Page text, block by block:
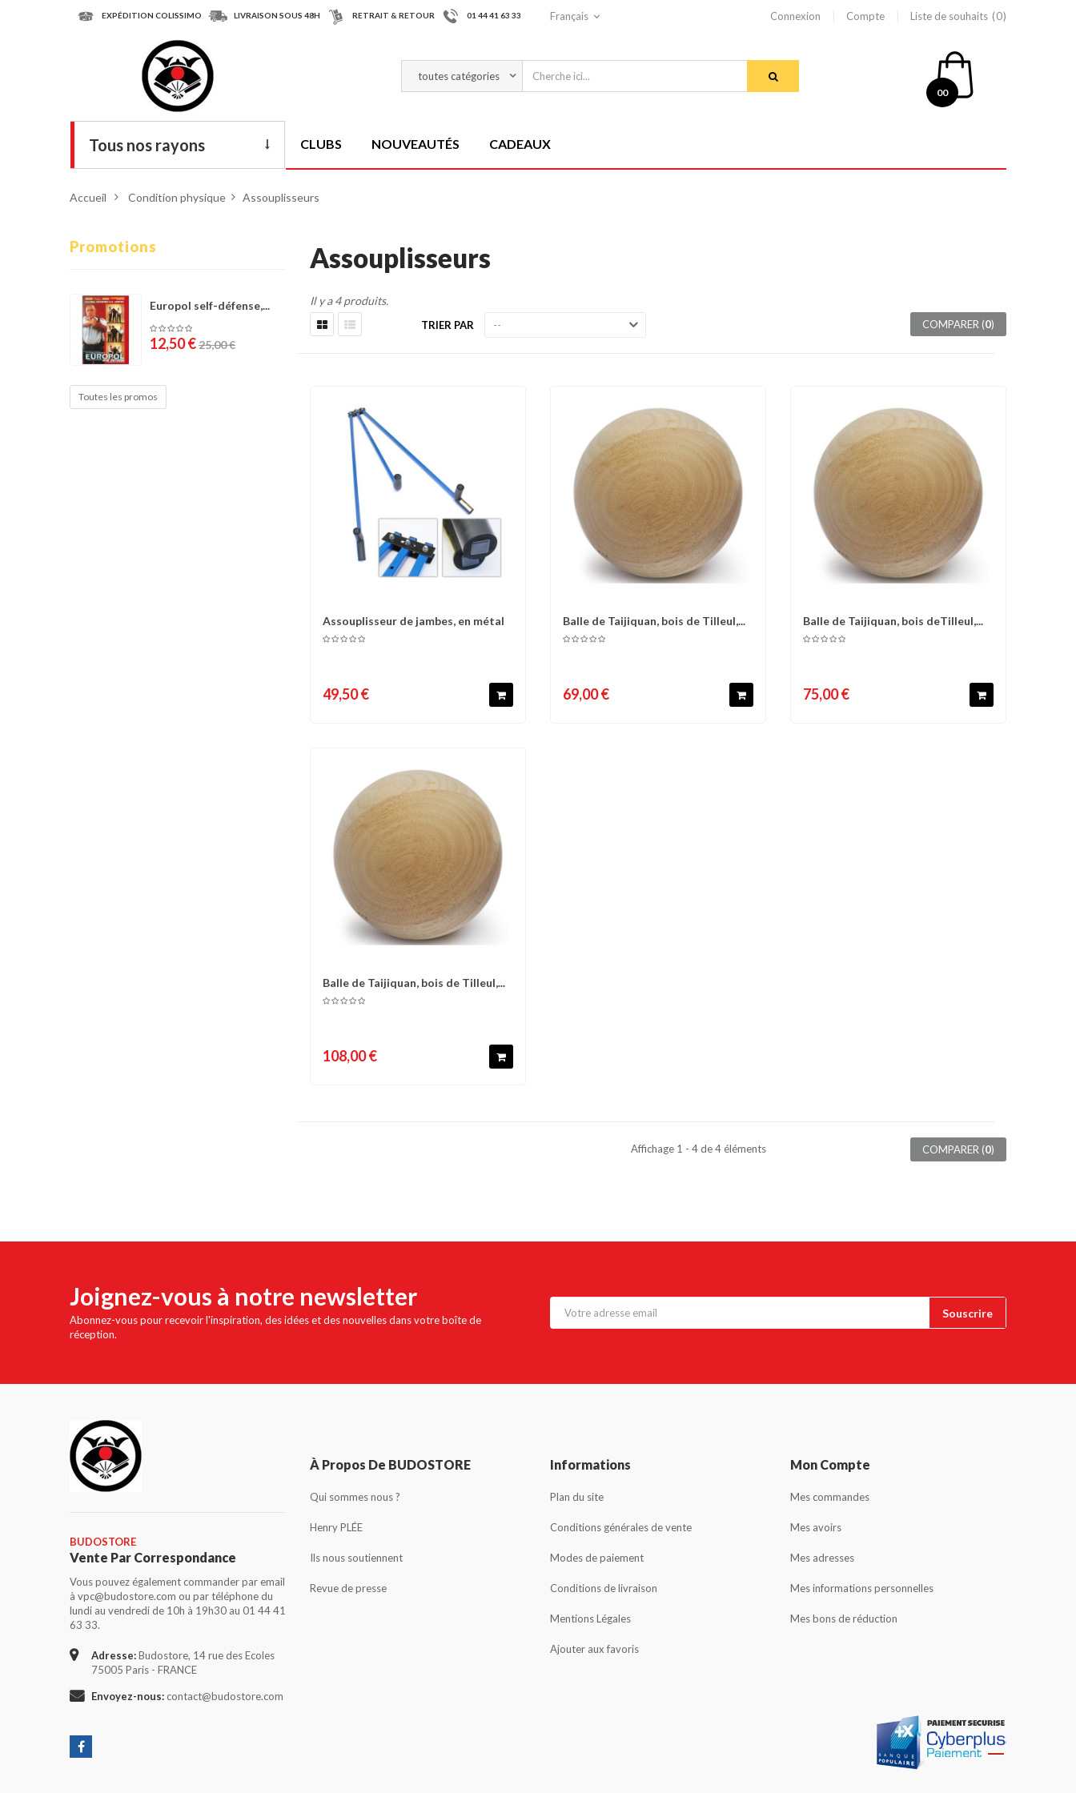
EXPÉDITION COLISSIMO LIVRAISON SOUS 48H RETRAIT & RETOUR 01 44 41 63 33 Français Connexion Compte Liste de souhaits 0
00
Tous nos rayons
Armes
Chaussures
Protections
Cible de frappe
Condition physique
CLUBS NOUVEAUTÉS CADEAUX
Accueil > Condition physique > Assouplisseurs
Promotions
Europol self-défense,...
12,50 €25,00 €
Toutes les promos
Assouplisseurs
Il y a 4 produits.
TRIER PAR COMPARER (0)
Comparer Liste d'envies
Assouplisseur de jambes, en métal
49,50 €
Comparer Liste d'envies
Balle de Taijiquan, bois de Tilleul,...
69,00 €
Comparer Liste d'envies
Balle de Taijiquan, bois deTilleul,...
75,00 €
Comparer Liste d'envies
Balle de Taijiquan, bois de Tilleul,...
108,00 €
Affichage 1 - 4 de 4 éléments COMPARER (0)
Joignez-vous à notre newsletter
Abonnez-vous pour recevoir l'inspiration, des idées et des nouvelles dans votre boîte de
réception.
BUDOSTORE
Vente Par Correspondance
Vous pouvez également commander par email
à vpc@budostore.com ou par téléphone du
lundi au vendredi de 10h à 19h30 au 01 44 41
63 33.
Adresse:Budostore, 14 rue des Ecoles
75005 Paris - FRANCE
Envoyez-nous: contact@budostore.com
À Propos De BUDOSTORE
Qui sommes nous ?
Henry PLÉE
Ils nous soutiennent
Revue de presse
Informations
Plan du site
Conditions générales de vente
Modes de paiement
Conditions de livraison
Mentions Légales
Ajouter aux favoris
Mon Compte
Mes commandes
Mes avoirs
Mes adresses
Mes informations personnelles
Mes bons de réduction